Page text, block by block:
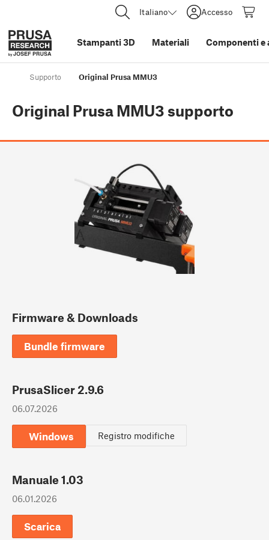
Italiano Accesso
Stampanti 3D Materiali Componenti e
Supporto Original Prusa MMU3
Original Prusa MMU3 supporto
Firmware & Downloads
Bundle firmware
PrusaSlicer 2.9.6
06.07.2026
Windows Registro modifiche
Manuale 1.03
06.01.2026
Scarica